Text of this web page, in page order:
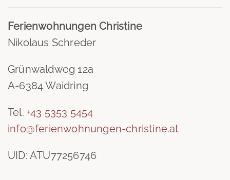
Ferienwohnungen Christine
Nikolaus Schreder
Grünwaldweg 12a
A-6384 Waidring
Tel. +43 5353 5454
info@ferienwohnungen-christine.at
UID: ATU77256746